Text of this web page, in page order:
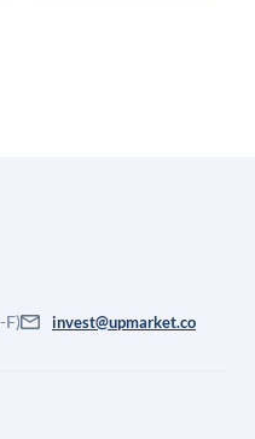
F) invest@upmarket.co